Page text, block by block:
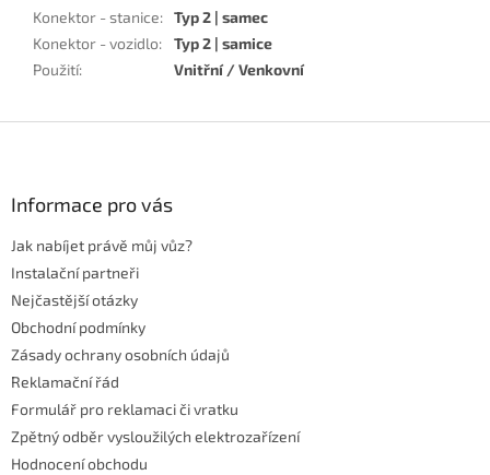
Konektor - stanice: Typ 2 | samec
Konektor - vozidlo:
Typ 2 | samice
Použití: Vnitřní / Venkovní
Informace pro vás
Jak nabíjet právě můj vůz?
Instalační partneři
Nejčastější otázky
Obchodní podmínky
Zásady ochrany osobních údajů
Reklamační řád
Formulář pro reklamaci či vratku
Zpětný odběr vysloužilých elektrozařízení
Hodnocení obchodu